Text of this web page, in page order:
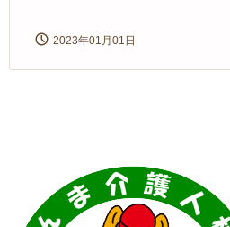
2023年01月01日